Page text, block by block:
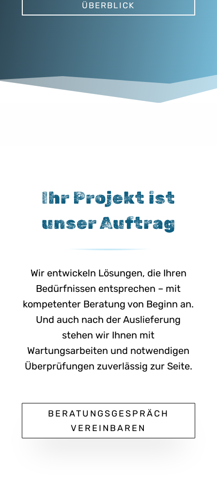
ÜBERBLICK
Ihr Projekt ist
unser Auftrag
Wir entwickeln Lösungen, die Ihren
Bedürfnissen entsprechen – mit
kompetenter Beratung von Beginn an.
Und auch nach der Auslieferung
stehen wir Ihnen mit
Wartungsarbeiten und notwendigen
Überprüfungen zuverlässig zur Seite.
BERATUNGSGESPRÄCH
VEREINBAREN